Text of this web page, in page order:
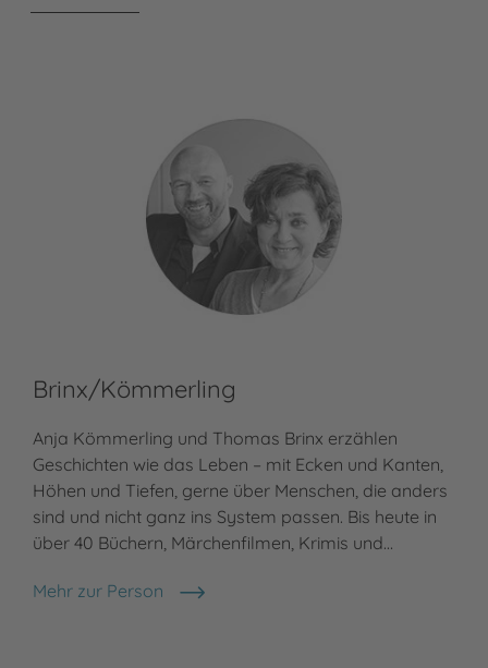
Brinx/Kömmerling
Anja Kömmerling und Thomas Brinx erzählen
Geschichten wie das Leben – mit Ecken und Kanten,
Höhen und Tiefen, gerne über Menschen, die anders
sind und nicht ganz ins System passen. Bis heute in
über 40 Büchern, Märchenfilmen, Krimis und…
Mehr zur Person
Brinx/Kömmerling